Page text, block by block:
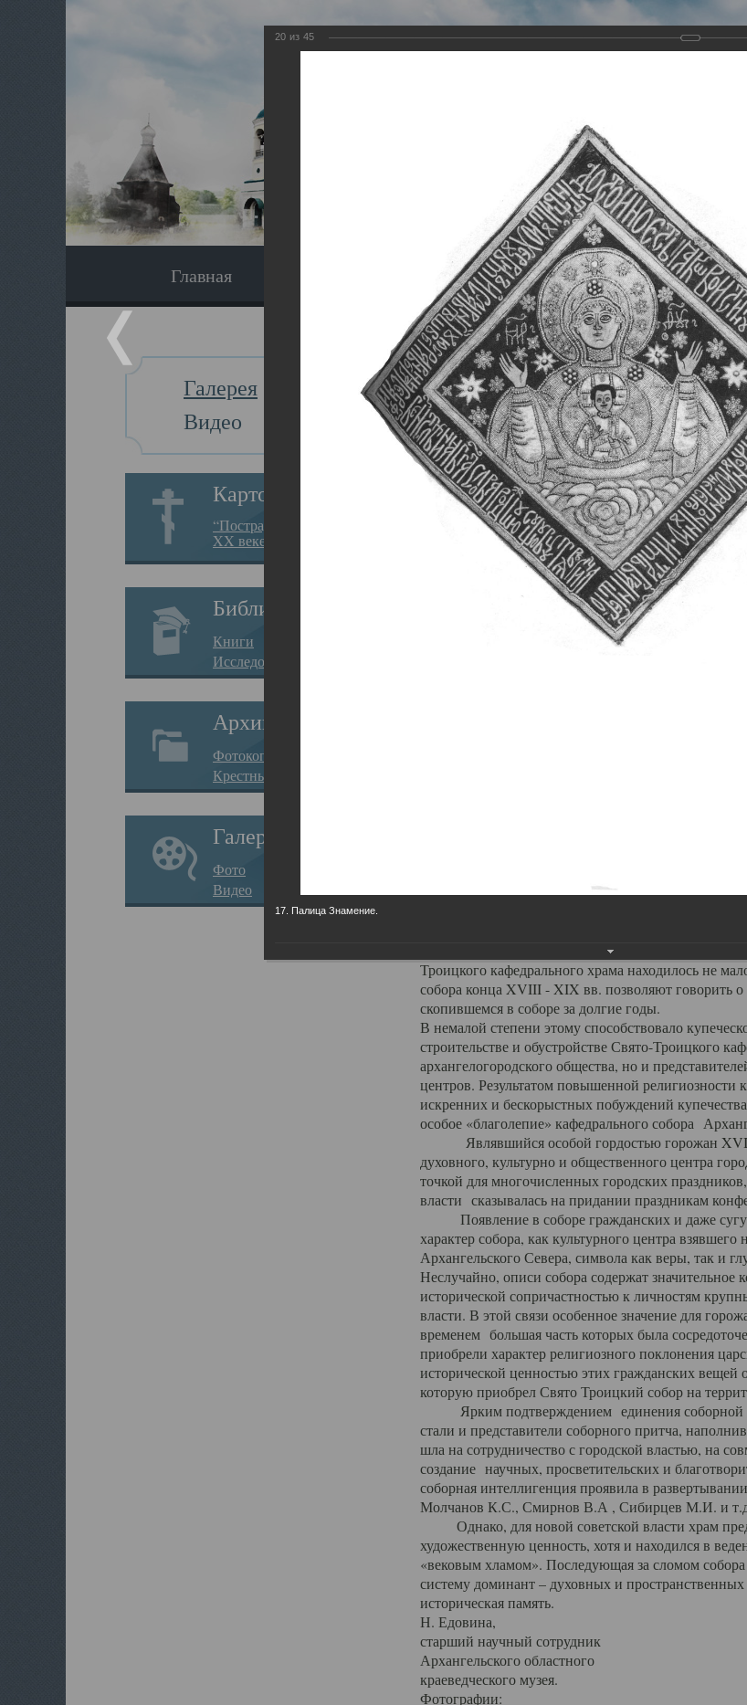
Сайт создан
Главная Наследники Галерея
Галерея
Видео
Картотека
“Пострадавшие за веру в
XX веке на Севере”
Библиотека
Книги
Исследования
Архив
Фотокопии дел
Крестные ходы
Галерея
Фото
Видео
Главная Галерея Храмы-мученики Архангельска
Свято-Троицкий
Свято-Троицкий собор Архангельска
Сегодня мы можем говорить, что Архангельск в
пострадал от целенаправленных
выдающихся памятников архитектуры. Больше
вызванная борьбой с религией, набравшая
разрушение православного центра
Возникнув в начале XVIII века в центре
двухэтажный Троицкий собор, сразу
XVIII веке по масштабам ему не было равных на
оставался самым высоким и значительным из
Один из самых больших и светлых соборов
портового города с отраженными в ней
Масштабность, благолепие и богатство собора,
заслуженно выделяя из многочисленных
иконостас украшенный колоннами ионического
царскими вратами, изящным фронтоном и
собой поистине художественную ценность. В
шитьем, многочисленными предметами церковной
неповторимый красочный ансамбль
поражающий воображение своих посетителей. В
Троицкого кафедрального храма находилось не
собора конца XVIII - XIX вв. позволяют говорить
скопившемся в соборе за долгие годы.
В немалой степени этому способствовало
строительстве и обустройстве Свято-Троицкого
архангелогородского общества, но и
центров. Результатом повышенной религиозности
искренних и бескорыстных побуждений
особое «благолепие» кафедрального собора
Являвшийся особой гордостью горожан
духовного, культурно и общественного центра
точкой для многочисленных городских
власти сказывалась на придании праздникам
Появление в соборе гражданских и даже
характер собора, как культурного центра
Архангельского Севера, символа как веры, так и
Неслучайно, описи собора содержат значительное
исторической сопричастностью к личностям
власти. В этой связи особенное значение для
временем большая часть которых была
приобрели характер религиозного поклонения
исторической ценностью этих гражданских
которую приобрел Свято Троицкий собор на
Ярким подтверждением единения соборной
стали и представители соборного притча,
шла на сотрудничество с городской властью, на
создание научных, просветительских и
соборная интеллигенция проявила в
Молчанов К.С., Смирнов В.А , Сибирцев М.И. и
Однако, для новой советской власти храм
художественную ценность, хотя и находился в
«вековым хламом». Последующая за сломом
систему доминант – духовных и
историческая память.
Н. Едовина,
старший научный сотрудник
Архангельского областного
краеведческого музея.
Фотографии:
20 из 45
17. Палица Знамение.